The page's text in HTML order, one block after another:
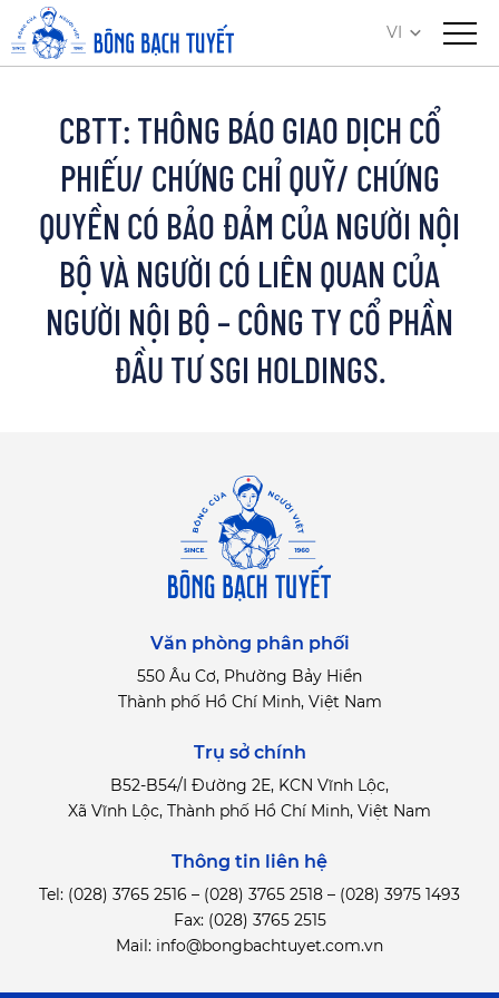
VI
CBTT: THÔNG BÁO GIAO DỊCH CỔ
PHIẾU/ CHỨNG CHỈ QUỸ/ CHỨNG
QUYỀN CÓ BẢO ĐẢM CỦA NGƯỜI NỘI
BỘ VÀ NGƯỜI CÓ LIÊN QUAN CỦA
NGƯỜI NỘI BỘ – CÔNG TY CỔ PHẦN
ĐẦU TƯ SGI HOLDINGS.
Văn phòng phân phối
550 Âu Cơ, Phường Bảy Hiền
Thành phố Hồ Chí Minh, Việt Nam
Trụ sở chính
B52-B54/I Đường 2E, KCN Vĩnh Lộc,
Xã Vĩnh Lộc, Thành phố Hồ Chí Minh, Việt Nam
Thông tin liên hệ
Tel: (028) 3765 2516 – (028) 3765 2518 – (028) 3975 1493
Fax: (028) 3765 2515
Mail: info@bongbachtuyet.com.vn